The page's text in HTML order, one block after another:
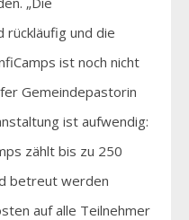
rückläufig und die
ist noch nicht
Gemeindepastorin
ist aufwendig:
zählt bis zu 250
betreut werden
auf alle Teilnehmer